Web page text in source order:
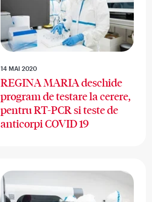
14 MAI 2020
REGINA MARIA deschide
program de testare la cerere,
pentru RT-PCR si teste de
anticorpi COVID 19